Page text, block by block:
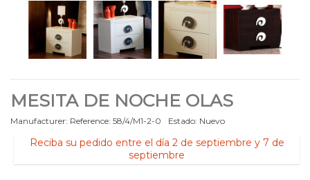
MESITA DE NOCHE OLAS
Manufacturer: Reference: 58/4/M1-2-0 Estado: Nuevo
Reciba su pedido entre el día 2 de septiembre y 7 de
septiembre